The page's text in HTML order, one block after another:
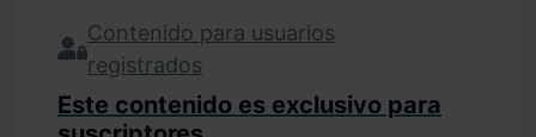
Contenido para usuarios
registrados
Este contenido es exclusivo para